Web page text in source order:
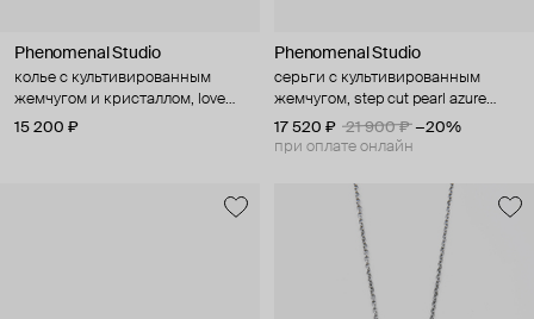
Phenomenal Studio
колье с культивированным
жемчугом и кристаллом, love
azure
15 200 ₽
Phenomenal Studio
серьги с культивированным
жемчугом, step cut pearl azure
rhodium
17 520 ₽ 21 900 ₽ −20%
при оплате онлайн